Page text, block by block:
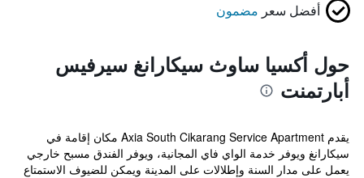
أفضل سعر مضمون
حول أكسيا ساوث سيكارانغ سيرفيس
أبارتمنت
يقدم Axia South Cikarang Service Apartment مكان إقامة في
سيكارانغ ويوفر خدمة الواي فاي المجانية، ويوفر الفندق مسبح خارجي
يعمل على مدار السنة وإطلالات على المدينة ويمكن للضيوف الاستمتاع